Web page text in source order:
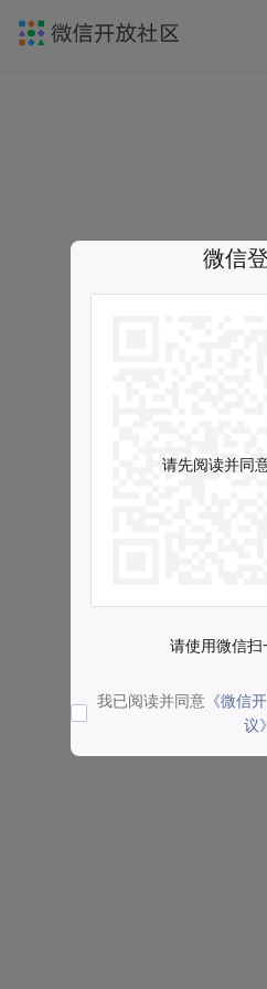
微信
请先阅读并同
请使用微信扫
我已阅读并同意 《微信
议》